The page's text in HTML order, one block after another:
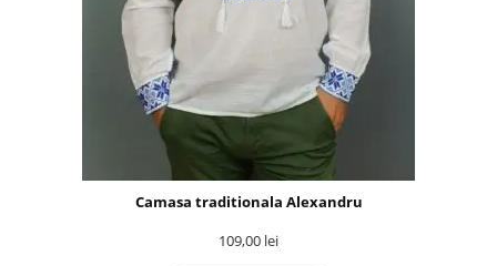
Camasa traditionala Alexandru
109,00 lei